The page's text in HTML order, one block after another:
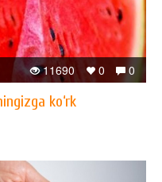
0
0
11690
ko‘rk